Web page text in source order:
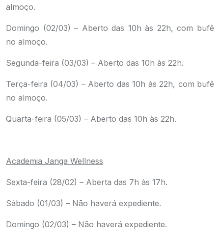
almoço.
Domingo (02/03) – Aberto das 10h às 22h, com bufê
no almoço.
Segunda-feira (03/03) – Aberto das 10h às 22h.
Terça-feira (04/03) – Aberto das 10h às 22h, com bufê
no almoço.
Quarta-feira (05/03) – Aberto das 10h às 22h.
Academia Janga Wellness
Sexta-feira (28/02) – Aberta das 7h às 17h.
Sábado (01/03) – Não haverá expediente.
Domingo (02/03) – Não haverá expediente.